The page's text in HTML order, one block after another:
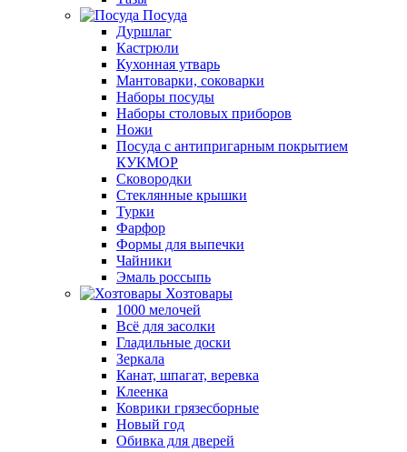
Посуда
Дуршлаг
Кастрюли
Кухонная утварь
Мантоварки, соковарки
Наборы посуды
Наборы столовых приборов
Ножи
Посуда с антипригарным покрытием
КУКМОР
Сковородки
Стеклянные крышки
Турки
Фарфор
Формы для выпечки
Чайники
Эмаль россыпь
Хозтовары
1000 мелочей
Всё для засолки
Гладильные доски
Зеркала
Канат, шпагат, веревка
Клеенка
Коврики грязесборные
Новый год
Обивка для дверей